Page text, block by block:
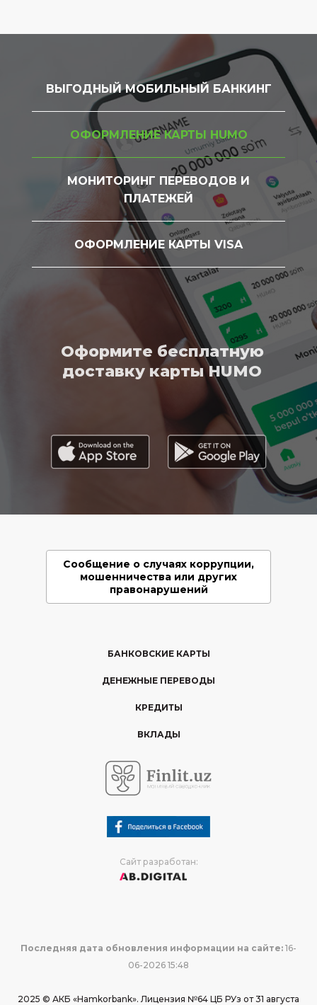
ВЫГОДНЫЙ МОБИЛЬНЫЙ БАНКИНГ
ОФОРМЛЕНИЕ КАРТЫ HUMO
МОНИТОРИНГ ПЕРЕВОДОВ И
ПЛАТЕЖЕЙ
ОФОРМЛЕНИЕ КАРТЫ VISA
Оформите бесплатную
доставку карты HUMO
Сообщение о случаях коррупции,
мошенничества или других
правонарушений
БАНКОВСКИЕ КАРТЫ
ДЕНЕЖНЫЕ ПЕРЕВОДЫ
КРЕДИТЫ
ВКЛАДЫ
Сайт разработан:
Последняя дата обновления информации на сайте: 16-
06-2026 15:48
2025 © АКБ «Hamkorbank». Лицензия №64 ЦБ РУз от 31 августа